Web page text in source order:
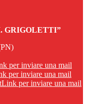
GRIGOLETTI”
per inviare una mail
per inviare una mail
Link per inviare una mail